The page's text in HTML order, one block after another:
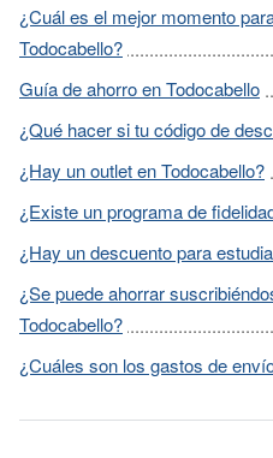
¿Cuál es el mejor momento
Todocabello?
Guía de ahorro en Todocabello
¿Qué hacer si tu código de
¿Hay un outlet en Todocabello?
¿Existe un programa de
¿Hay un descuento para
¿Se puede ahorrar
Todocabello?
¿Cuáles son los gastos de